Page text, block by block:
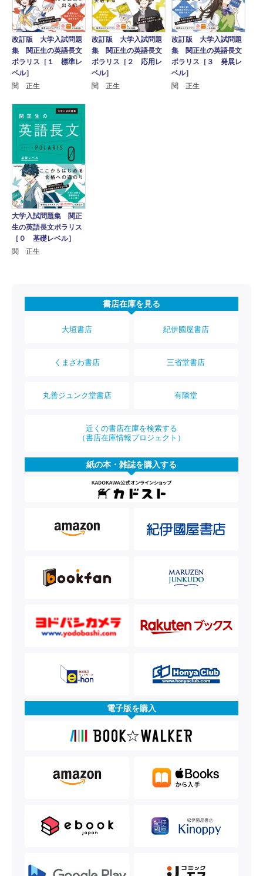
改訂版 大学入試問題
集 関正生の英語長文
ポラリス［１ 標準レ
ベル］
関 正生
改訂版 大学入試問題
集 関正生の英語長文
ポラリス［２ 応用レ
ベル］
関 正生
改訂版 大学入試問題
集 関正生の英語長文
ポラリス［３ 発展レ
ベル］
関 正生
大学入試問題集 関正
生の英語長文ポラリス
［０ 基礎レベル］
関 正生
書店在庫を見る
大垣書店 紀伊國屋書店
くまざわ書店 三省堂書店
丸善ジュンク堂書店 有隣堂
近くの書店在庫を検索する
（書店在庫情報プロジェクト）
紙の本・雑誌を購入する
電子版を購入